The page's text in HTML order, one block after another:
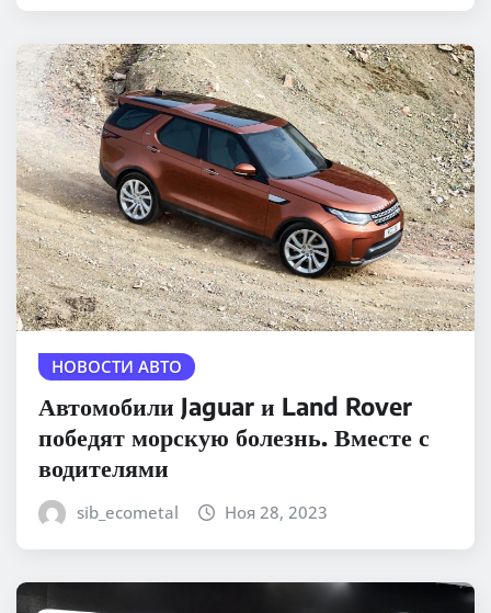
НОВОСТИ АВТО
Автомобили Jaguar и Land Rover
победят морскую болезнь. Вместе с
водителями
sib_ecometal Ноя 28, 2023